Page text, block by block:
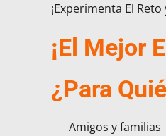
¡Experimenta El
¡El Mejor
¿Para
Amigos y familias